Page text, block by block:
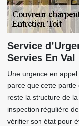
Service
Servies En Val
Une urgence en
parce que cette
reste la structure de
inspection régulière
vérifier son état pour